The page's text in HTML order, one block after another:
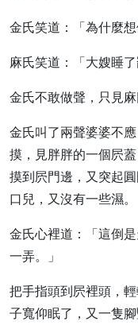
金氏笑道：「為什麼
麻氏笑道：「大嫂睡
金氏不敢做聲，只見麻
金氏叫了兩聲婆婆不
摸，見胖胖的一個屄
摸到屄門邊，又突起
口兒，又沒有一些濕。
金氏心裡道：「這倒
一弄。」
把手指頭到屄裡頭，
子寬仰眠了，又一隻腳